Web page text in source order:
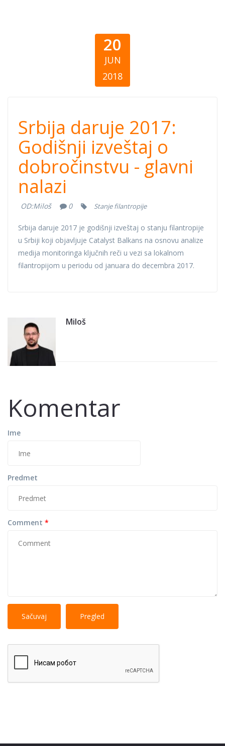
20
JUN
2018
Srbija daruje
2017: Godišnji
izveštaj o
dobročinstvu -
glavni nalazi
Srbija daruje 2017:
Godišnji izveštaj o
dobročinstvu - glavni
nalazi
OD:Miloš 0 Stanje filantropije
Srbija daruje 2017 je godišnji izveštaj o stanju filantropije
u Srbiji koji objavljuje Catalyst Balkans na osnovu analize
medija monitoringa ključnih reči u vezi sa lokalnom
filantropijom u periodu od januara do decembra 2017.
Miloš
Komentar
Ime
Predmet
Comment *
More information about text formats
HTML
tags allowed.
links automatically.